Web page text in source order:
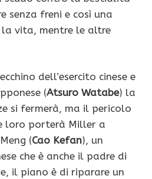
senza freni e così una
la vita, mentre le altre
dell’esercito cinese e
(Atsuro Watabe) la
si fermerà, ma il pericolo
loro porterà Miller a
(Cao Kefan), un
che è anche il padre di
il piano è di riparare un